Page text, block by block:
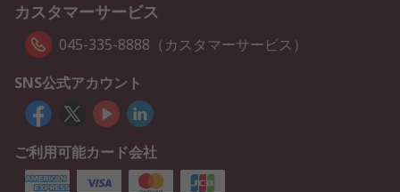
カスタマーサービス
045-335-8888（カスタマーサービス）
SNS公式アカウント
ご利用可能カード会社